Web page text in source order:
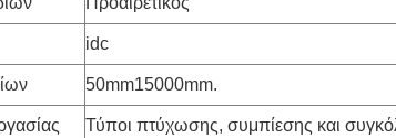
idc
50mm15000mm.
Τύποι πτύχωσης, συμπίεσης και